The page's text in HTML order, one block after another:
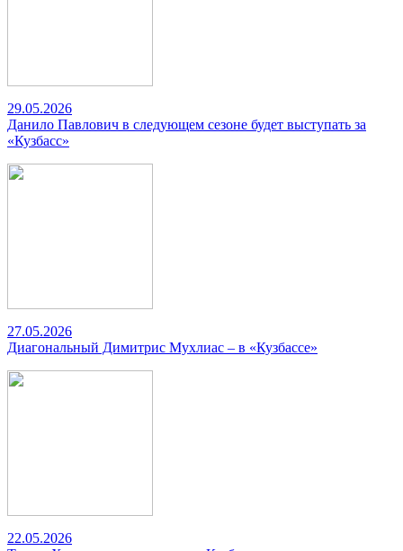
29.05.2026
Данило Павлович в следующем сезоне будет выступать за
«Кузбасс»
27.05.2026
Диагональный Димитрис Мухлиас – в «Кузбассе»
22.05.2026